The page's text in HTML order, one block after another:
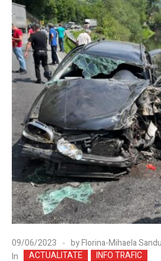
09/06/2023 byFlorina-Mihaela Sandu
In
ACTUALITATE INFO TRAFIC